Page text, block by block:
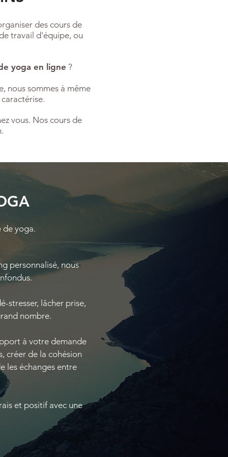
des cours de
travail d'équipe, ou
yoga en ligne ?
nous sommes à même
vous. Nos cours de
de yoga.
personnalisé, nous
stresser, lâcher prise,
nombre.
à votre demande
créer de la cohésion
les échanges entre
et positif avec une